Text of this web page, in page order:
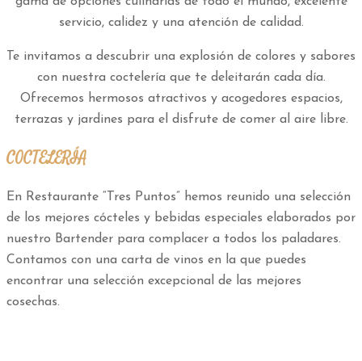
servicio, calidez y una atención de calidad.
Te invitamos a descubrir una explosión de colores y sabores
con nuestra coctelería que te deleitarán cada día.
Ofrecemos hermosos atractivos y acogedores espacios,
terrazas y jardines para el disfrute de comer al aire libre.
COCTELERÍA
En Restaurante “Tres Puntos” hemos reunido una selección
de los mejores cócteles y bebidas especiales elaborados por
nuestro Bartender para complacer a todos los paladares.
Contamos con una carta de vinos en la que puedes
encontrar una selección excepcional de las mejores
cosechas.